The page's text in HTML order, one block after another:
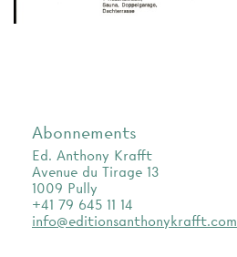
Abonnements
Ed. Anthony Krafft
Avenue du Tirage 13
1009 Pully
+41 79 645 11 14
info@editionsanthonykrafft.com